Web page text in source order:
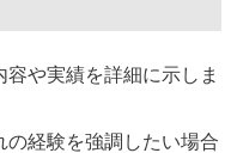
や実績を詳細に示しま
経験を強調したい場合